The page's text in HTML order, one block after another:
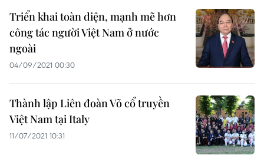
Triển khai toàn diện, mạnh mẽ hơn
công tác người Việt Nam ở nước
ngoài
04/09/2021 00:30
Thành lập Liên đoàn Võ cổ truyền
Việt Nam tại Italy
11/07/2021 10:31